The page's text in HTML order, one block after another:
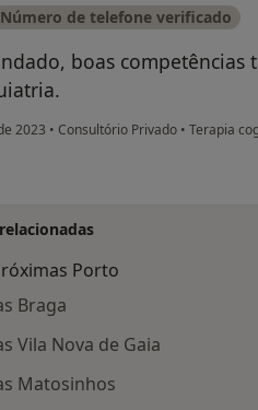
Número de telefone verificado
boas
2023 • Consultório Privado • Terapia
Porto
Braga
Vila Nova de Gaia
Matosinhos